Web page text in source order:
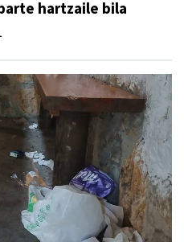
hartzaile bila